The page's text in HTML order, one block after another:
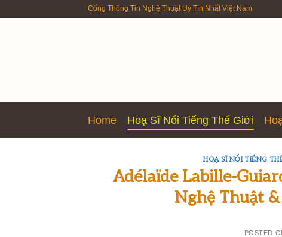
Cổng Thông Tin Nghệ Thuật Uy Tín Nhất Việt Nam
Home Hoạ Sĩ Nổi Tiếng Thế Giới
HOẠ SĨ NỔI TIẾNG
Adélaïde Labille-
Nghệ Thuật
POSTED